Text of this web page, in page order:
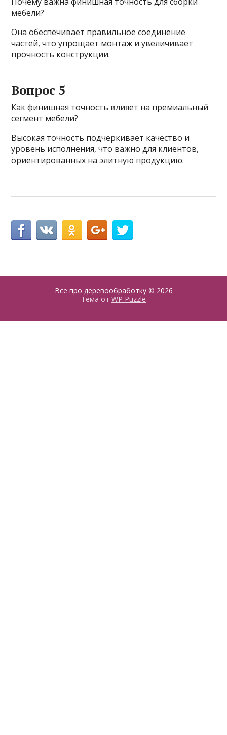
мебели?
Она обеспечивает правильное соединение
частей, что упрощает монтаж и увеличивает
прочность конструкции.
Вопрос 5
Как финишная точность влияет на премиальный
сегмент мебели?
Высокая точность подчеркивает качество и
уровень исполнения, что важно для клиентов,
ориентированных на элитную продукцию.
Все про деревообработку© 2026
Тема от WP Puzzle